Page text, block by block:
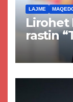
LAJME
Lirohet
rastin
akuzat